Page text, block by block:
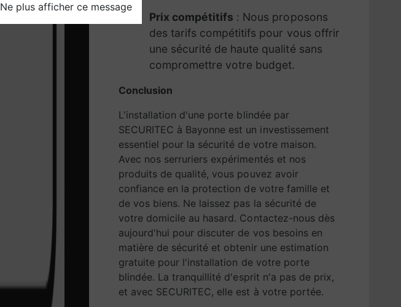
Ne plus afficher ce message
Prix compétitifs : Nous proposons
des tarifs compétitifs pour vous offrir
une sécurité de haute qualité sans
compromettre votre budget.
Conclusion
L'installation d'une porte blindée par
SECURITEC à Bayonne est un investissement
essentiel pour la sécurité de votre maison.
Avec nos serruriers expérimentés et nos
produits de qualité, vous pouvez avoir
confiance en la protection de votre famille et
de vos biens. Ne laissez pas la sécurité de
votre domicile au hasard. Contactez-nous dès
aujourd'hui pour discuter de vos besoins en
matière de sécurité et obtenir une estimation
gratuite pour l'installation de votre porte
blindée. La tranquillité d'esprit n'a pas de prix,
et avec SECURITEC, elle est à votre portée.